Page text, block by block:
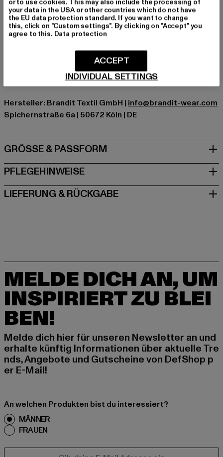
Verschlussarten: Reißverschluss
Marke: Brandit
Kat.: Winterjacken
Hersteller Farbe: black
Materialzusammensetzung: 100% Nylon, 100% Polyester
Art.Nr: BD3001-00007
Hersteller: Brandit Textil GmbH | info@brandit-wear.com
Spichernstraße 6a | 50672 Köln | DE
GRÖSSE & PASSFORM
PFLEGEHINWEISE
LIEFERUNG & RÜCKGABE
MELDE DICH AN, UM
INSPIRIERT ZU BLEI
BEN!
Melde dich hier für unseren Newsletter an und
erhalte künftig Informationen über aktuelle Tre
nds, Angebote und Gutscheine von DefShop p
er E-Mail!
An welchen Produkten bist du interessiert?
MÄNNER
FRAUEN
your data in the USA or other countries which do not have
the EU data protection standard. If you want to change
this, click on "Custom settings". By clicking on "Accept" you
agree to this. Data protection
INDIVIDUAL SETTINGS
ACCEPT